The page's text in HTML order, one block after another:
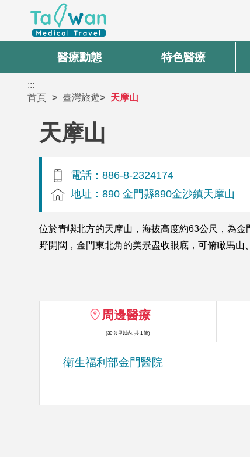
醫療動態 特色醫療
:::
首頁
臺灣旅遊 天摩山
天摩山
電話：886-8-2324174
地址：890 金門縣890金沙鎮天摩山
位於青嶼北方的天摩山，海拔高度約63公尺，為
野開闊，金門東北角的美景盡收眼底，可俯瞰馬山
周邊醫療
(30 公里以內, 共 1 筆)
衛生福利部金門醫院